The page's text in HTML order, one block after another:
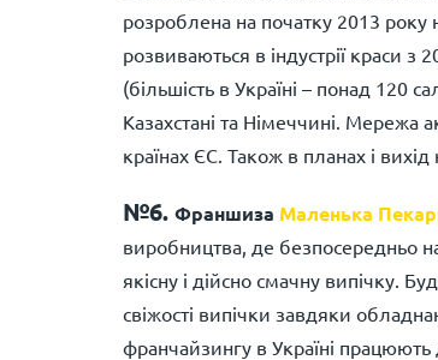
розроблена на початку 2013 року
розвиваються в індустрії краси
(більшість в Україні – понад 120
Казахстані та Німеччині. Мережа
країнах ЄС. Також в планах і
№6. Франшиза Маленька
виробництва, де безпосередньо на
якісну і дійсно смачну випічку.
свіжості випічки завдяки
франчайзингу в Україні